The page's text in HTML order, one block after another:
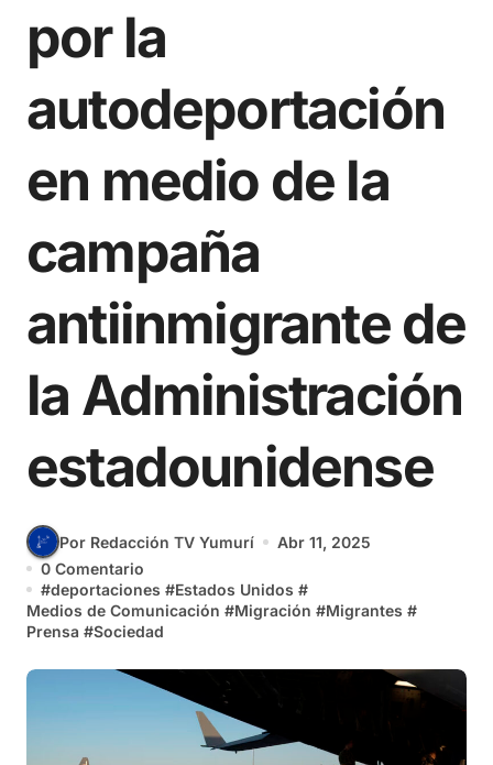
por la
autodeportación
en medio de la
campaña
antiinmigrante de
la Administración
estadounidense
Por Redacción TV Yumurí
Abr 11, 2025
0 Comentario
#deportaciones #Estados Unidos #
Medios de Comunicación #Migración #Migrantes #
Prensa #Sociedad